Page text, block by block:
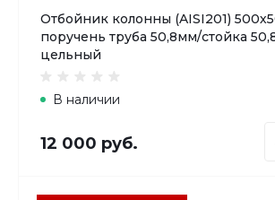
Отбойник колонны (AISI201)
поручень труба 50,8мм/стойка
цельный
В наличии
12 000 руб.